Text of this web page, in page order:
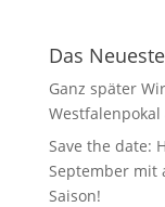
Das
Ganz später
Save the date:
September mit
Saison!